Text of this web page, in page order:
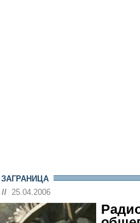
ЗАГРАНИЦА
// 25.04.2006